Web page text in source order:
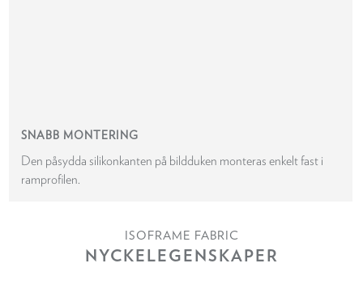
SNABB MONTERING
Den påsydda silikonkanten på bildduken monteras enkelt fast i
ramprofilen.
ISOFRAME FABRIC
NYCKELEGENSKAPER